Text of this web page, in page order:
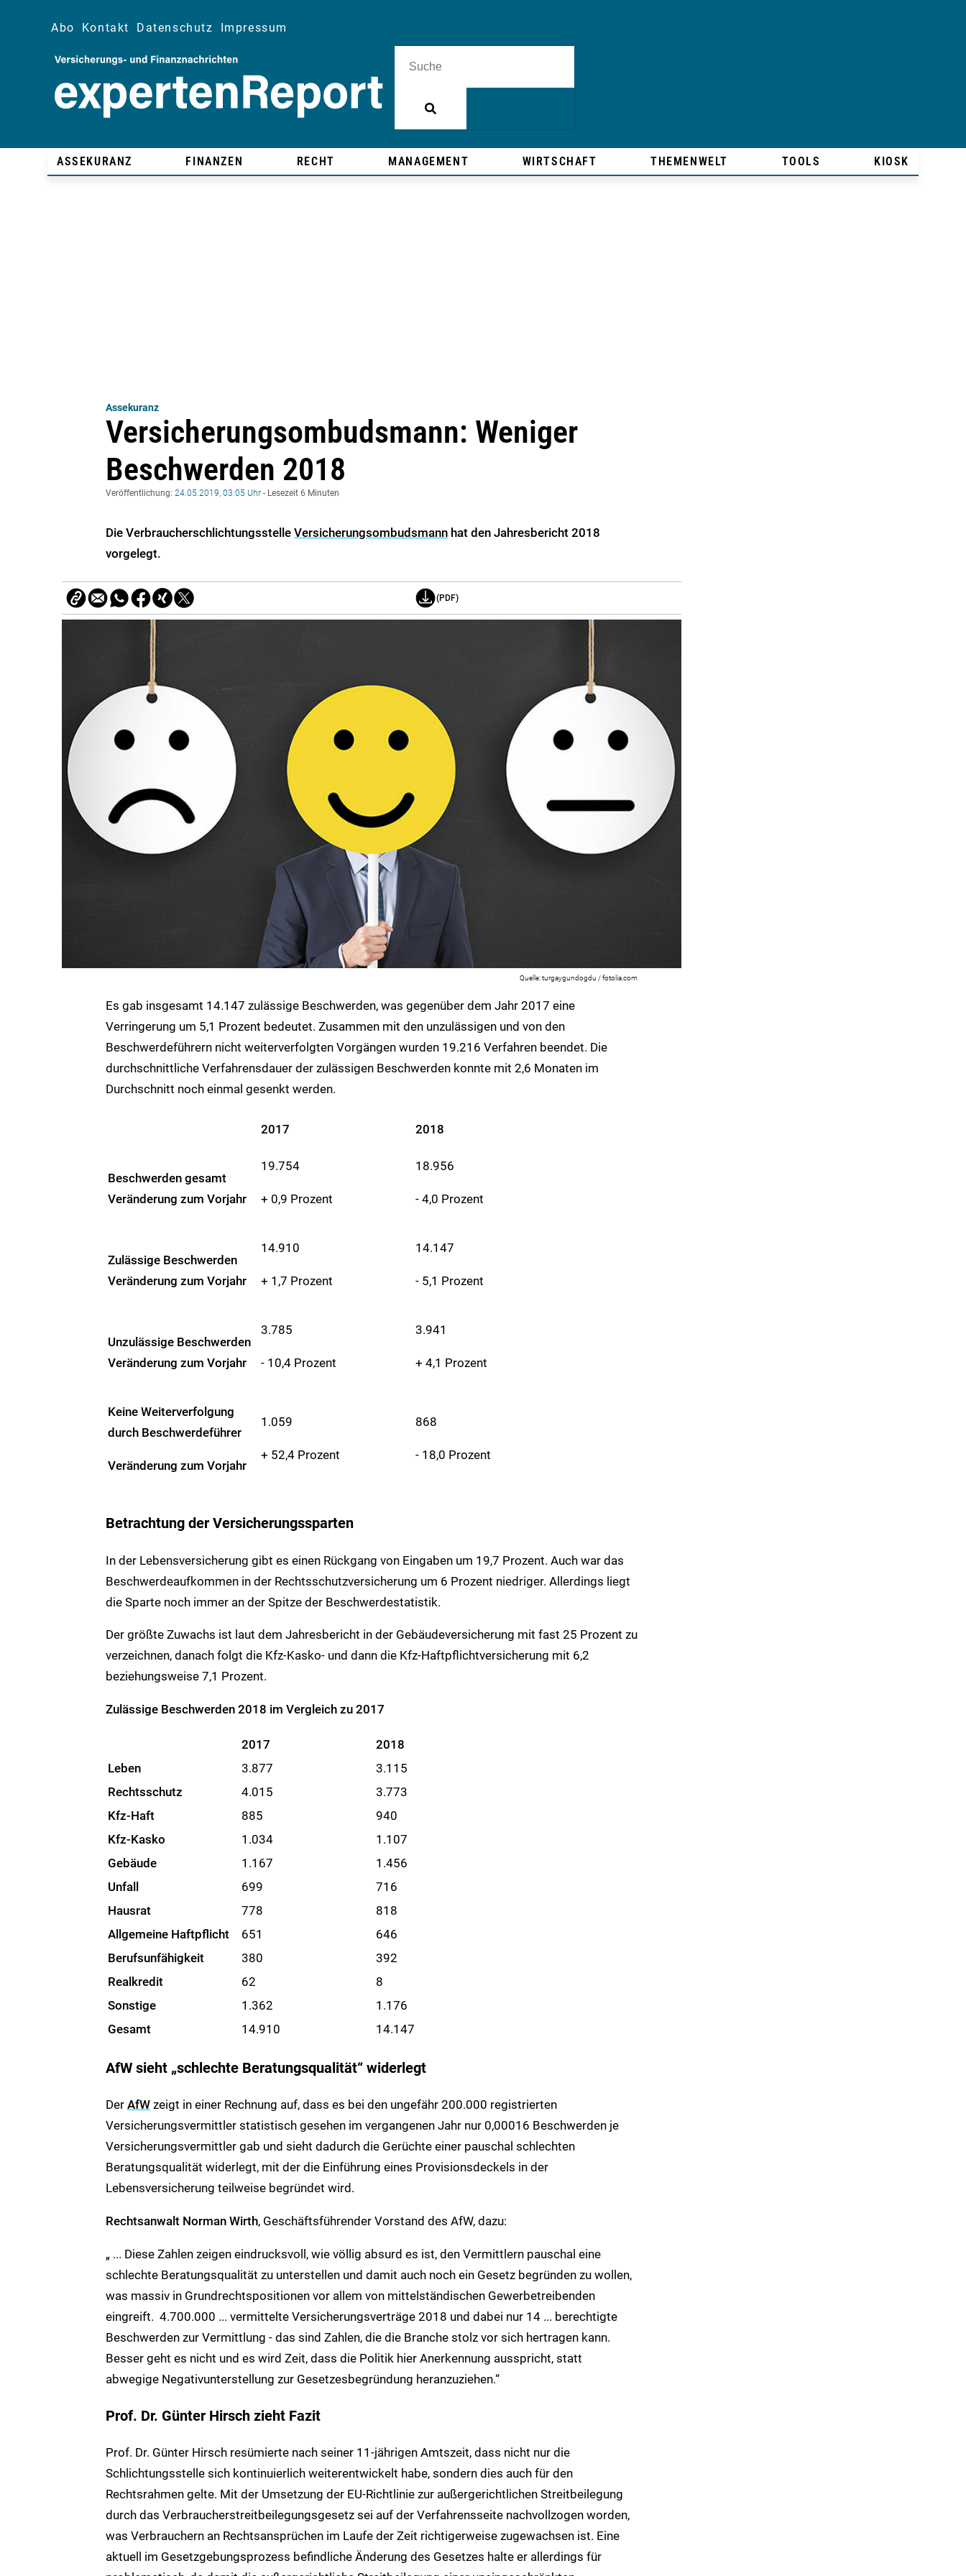
Abo Kontakt Datenschutz Impressum
ASSEKURANZ FINANZEN RECHT MANAGEMENT WIRTSCHAFT THEMENWELT TOOLS KIOSK
Assekuranz
Versicherungsombudsmann: Weniger
Beschwerden 2018
Veröffentlichung: 24.05.2019, 03:05 Uhr - Lesezeit 6 Minuten
Die Verbraucherschlichtungsstelle Versicherungsombudsmann hat den Jahresbericht 2018
vorgelegt.
(PDF)
turgaygundogdu / fotolia.com
Es gab insgesamt 14.147 zulässige Beschwerden, was gegenüber dem Jahr 2017 eine
Verringerung um 5,1 Prozent bedeutet. Zusammen mit den unzulässigen und von den
Beschwerdeführern nicht weiterverfolgten Vorgängen wurden 19.216 Verfahren beendet. Die
durchschnittliche Verfahrensdauer der zulässigen Beschwerden konnte mit 2,6 Monaten im
Durchschnitt noch einmal gesenkt werden.
2017 2018
Beschwerden gesamt
Veränderung zum Vorjahr
19.754
+ 0,9 Prozent
18.956
- 4,0 Prozent
Zulässige Beschwerden
Veränderung zum Vorjahr
14.910
+ 1,7 Prozent
14.147
- 5,1 Prozent
Unzulässige Beschwerden
Veränderung zum Vorjahr
3.785
- 10,4 Prozent
3.941
+ 4,1 Prozent
Keine Weiterverfolgung
durch Beschwerdeführer
Veränderung zum Vorjahr
1.059
+ 52,4 Prozent
868
- 18,0 Prozent
Betrachtung der Versicherungssparten
In der Lebensversicherung gibt es einen Rückgang von Eingaben um 19,7 Prozent. Auch war das
Beschwerdeaufkommen in der Rechtsschutzversicherung um 6 Prozent niedriger. Allerdings liegt
die Sparte noch immer an der Spitze der Beschwerdestatistik.
Der größte Zuwachs ist laut dem Jahresbericht in der Gebäudeversicherung mit fast 25 Prozent zu
verzeichnen, danach folgt die Kfz-Kasko- und dann die Kfz-Haftpflichtversicherung mit 6,2
beziehungsweise 7,1 Prozent.
Zulässige Beschwerden 2018 im Vergleich zu 2017
2017
2018
Leben
3.877
3.115
Rechtsschutz
4.015
3.773
Kfz-Haft
885
940
Kfz-Kasko
1.034
1.107
Gebäude
1.167
1.456
Unfall
699
716
Hausrat
778
818
Allgemeine Haftpflicht
651
646
Berufsunfähigkeit
380
392
Realkredit
62
8
Sonstige
1.362
1.176
Gesamt
14.910 14.147
AfW sieht „schlechte Beratungsqualität“ widerlegt
Der AfW zeigt in einer Rechnung auf, dass es bei den ungefähr 200.000 registrierten
Versicherungsvermittler statistisch gesehen im vergangenen Jahr nur 0,00016 Beschwerden je
Versicherungsvermittler gab und sieht dadurch die Gerüchte einer pauschal schlechten
Beratungsqualität widerlegt, mit der die Einführung eines Provisionsdeckels in der
Lebensversicherung teilweise begründet wird.
Rechtsanwalt Norman Wirth, Geschäftsführender Vorstand des AfW, dazu:
„ ... Diese Zahlen zeigen eindrucksvoll, wie völlig absurd es ist, den Vermittlern pauschal eine
schlechte Beratungsqualität zu unterstellen und damit auch noch ein Gesetz begründen zu wollen,
was massiv in Grundrechtspositionen vor allem von mittelständischen Gewerbetreibenden
eingreift. 4.700.000 ... vermittelte Versicherungsverträge 2018 und dabei nur 14 ... berechtigte
Beschwerden zur Vermittlung - das sind Zahlen, die die Branche stolz vor sich hertragen kann.
Besser geht es nicht und es wird Zeit, dass die Politik hier Anerkennung ausspricht, statt
abwegige Negativunterstellung zur Gesetzesbegründung heranzuziehen.“
Prof. Dr. Günter Hirsch zieht Fazit
Prof. Dr. Günter Hirsch resümierte nach seiner 11-jährigen Amtszeit, dass nicht nur die
Schlichtungsstelle sich kontinuierlich weiterentwickelt habe, sondern dies auch für den
Rechtsrahmen gelte. Mit der Umsetzung der EU-Richtlinie zur außergerichtlichen Streitbeilegung
durch das Verbraucherstreitbeilegungsgesetz sei auf der Verfahrensseite nachvollzogen worden,
was Verbrauchern an Rechtsansprüchen im Laufe der Zeit richtigerweise zugewachsen ist. Eine
aktuell im Gesetzgebungsprozess befindliche Änderung des Gesetzes halte er allerdings für